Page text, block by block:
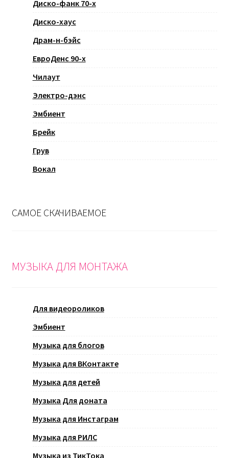
Диско-фанк 70-х
Диско-хаус
Драм-н-бэйс
ЕвроДенс 90-х
Чилаут
Электро-дэнс
Эмбиент
Брейк
Грув
Вокал
САМОЕ СКАЧИВАЕМОЕ
МУЗЫКА ДЛЯ МОНТАЖА
Для видеороликов
Эмбиент
Музыка для блогов
Музыка для ВКонтакте
Музыка для детей
Музыка Для доната
Музыка для Инстаграм
Музыка для РИЛС
Музыка из ТикТока